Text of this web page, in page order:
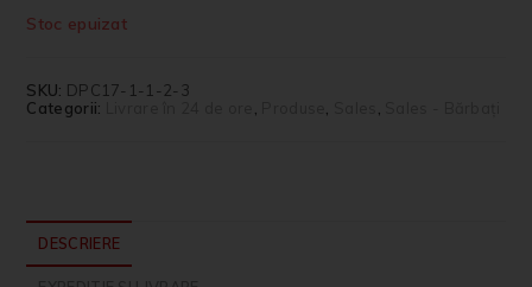
Stoc epuizat
SKU: DPC17-1-1-2-3
Categorii:
DESCRIERE